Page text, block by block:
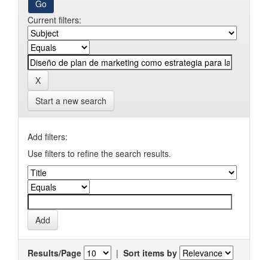
Current filters:
Start a new search
Add filters:
Use filters to refine the search results.
Results/Page | Sort items by